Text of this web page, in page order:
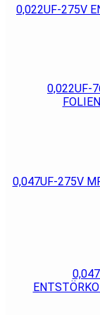
0,022UF-275V
0,022UF-
0,047UF-275V